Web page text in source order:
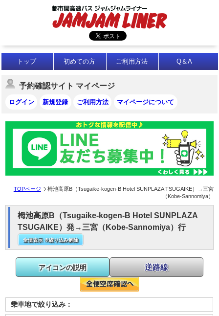
トップ 初めての方 ご利用方法 Q＆A
予約確認サイト マイページ
ログイン 新規登録 ご利用方法 マイページについて
TOPページ
栂池高原B（Tsugaike-kogen-B Hotel SUNPLAZA TSUGAIKE）→三宮
（Kobe-Sannomiya）
栂池高原B（Tsugaike-kogen-B Hotel SUNPLAZA
TSUGAIKE）発→三宮（Kobe-Sannomiya）行
全便表示 ※絞り込み解除
乗車地で絞り込み：
アイコンの説明 逆路線